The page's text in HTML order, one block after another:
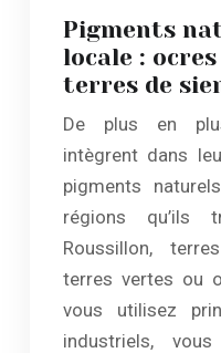
Pigments
locale :
terres de
De plus en
intègrent dans
pigments
régions qu’ils
Roussillon,
terres vertes ou
vous utilisez
industriels,